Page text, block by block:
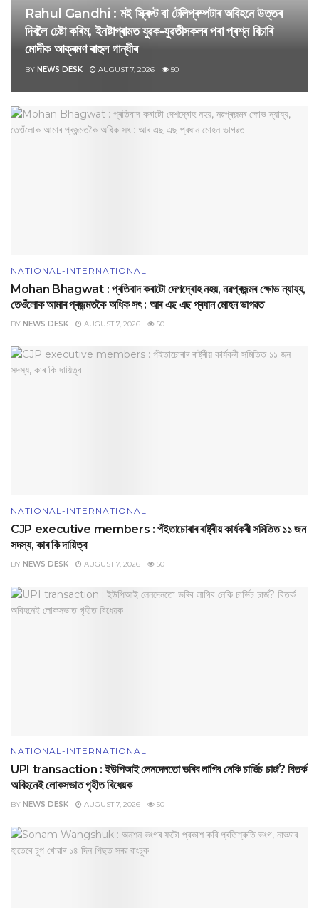
Rahul Gandhi : মই স্ক্ৰিপ্ট বা টেলিপ্ৰম্পটাৰ অবিহনে উত্তৰ
দিবলৈ চেষ্টা কৰিম, ইনষ্টাগ্ৰামত যুৱক-যুৱতীসকলৰ পৰা প্ৰশ্ন বিচাৰি
মোদীক আক্ৰমণ ৰাহুল গান্ধীৰ
BY NEWS DESK AUGUST 7, 2026 50
NATIONAL-INTERNATIONAL
Mohan Bhagwat : প্ৰতিবাদ কৰাটো দেশদ্ৰোহ নহয়, নৱপ্ৰজন্মৰ ক্ষোভ ন্যায্য,
তেওঁলোক আমাৰ প্ৰজন্মতকৈ অধিক সৎ : আৰ এছ এছ প্ৰধান মোহন ভাগৱত
BY NEWS DESK AUGUST 7, 2026 50
NATIONAL-INTERNATIONAL
CJP executive members : পঁইতাচোৰাৰ ৰাষ্ট্ৰীয় কাৰ্যকৰী সমিতিত ১১ জন
সদস্য, কাৰ কি দায়িত্ব
BY NEWS DESK AUGUST 7, 2026 50
NATIONAL-INTERNATIONAL
UPI transaction : ইউপিআই লেনদেনতো ভৰিব লাগিব নেকি চাৰ্ভিচ চাৰ্জ? বিতৰ্ক
অবিহনেই লোকসভাত গৃহীত বিধেয়ক
BY NEWS DESK AUGUST 7, 2026 50